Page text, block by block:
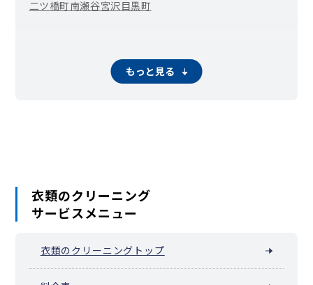
二ツ橋町南瀬谷宮沢目黒町
もっと見る
衣類のクリーニング
サービスメニュー
衣類のクリーニングトップ